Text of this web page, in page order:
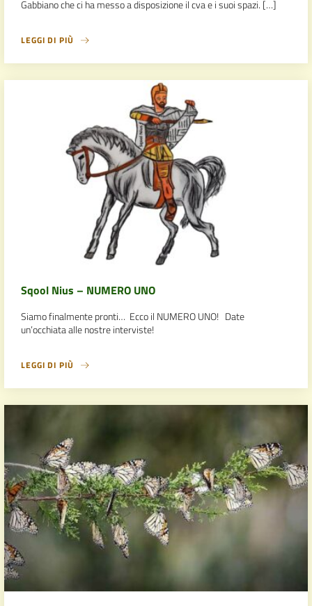
Gabbiano che ci ha messo a disposizione il cva e i suoi spazi. […]
LEGGI DI PIÙ
Sqool Nius – NUMERO UNO
Siamo finalmente pronti… Ecco il NUMERO UNO! Date
un’occhiata alle nostre interviste!
LEGGI DI PIÙ